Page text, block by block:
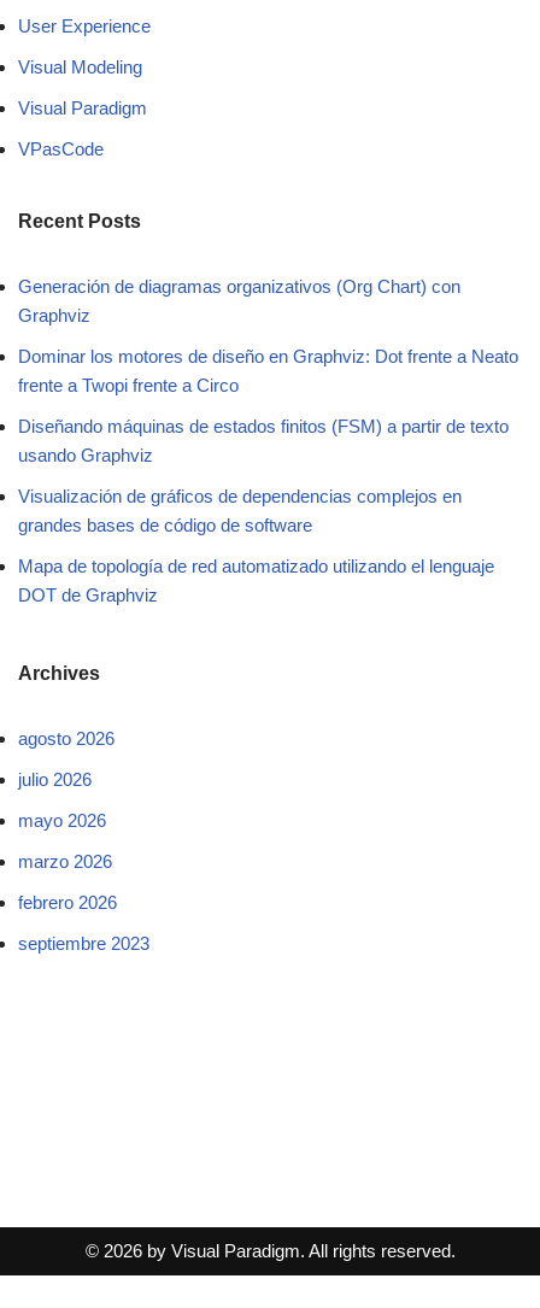
User Experience
Visual Modeling
Visual Paradigm
VPasCode
Recent Posts
Generación de diagramas organizativos (Org Chart) con
Graphviz
Dominar los motores de diseño en Graphviz: Dot frente a Neato
frente a Twopi frente a Circo
Diseñando máquinas de estados finitos (FSM) a partir de texto
usando Graphviz
Visualización de gráficos de dependencias complejos en
grandes bases de código de software
Mapa de topología de red automatizado utilizando el lenguaje
DOT de Graphviz
Archives
agosto 2026
julio 2026
mayo 2026
marzo 2026
febrero 2026
septiembre 2023
© 2026 by Visual Paradigm. All rights reserved.